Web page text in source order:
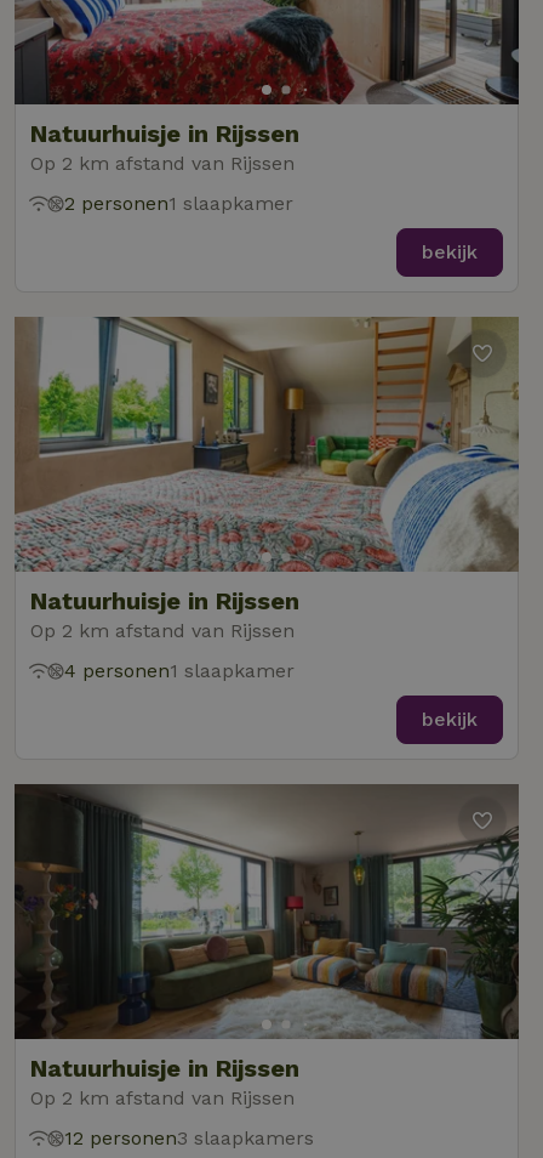
Natuurhuisje in Rijssen
Op 2 km afstand van Rijssen
2 personen1 slaapkamer
bekijk
Natuurhuisje in Rijssen
Op 2 km afstand van Rijssen
4 personen1 slaapkamer
bekijk
Natuurhuisje in Rijssen
Op 2 km afstand van Rijssen
12 personen3 slaapkamers